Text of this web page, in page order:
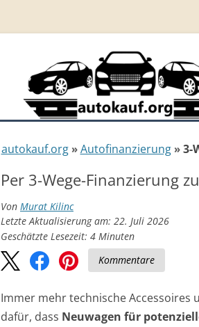
autokauf.org Autofinanzierung 3-
Per 3-Wege-Finanzierung
Von Murat Kilinc
Letzte Aktualisierung am: 22. Juli 2026
Geschätzte Lesezeit: 4 Minuten
Kommentare
Immer mehr technische Accessoires
dafür, dass Neuwagen für